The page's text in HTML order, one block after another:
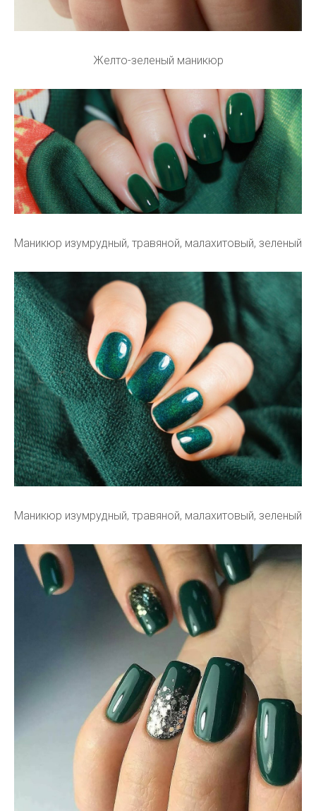
Желто-зеленый маникюр
Маникюр изумрудный, травяной, малахитовый, зеленый
Маникюр изумрудный, травяной, малахитовый, зеленый